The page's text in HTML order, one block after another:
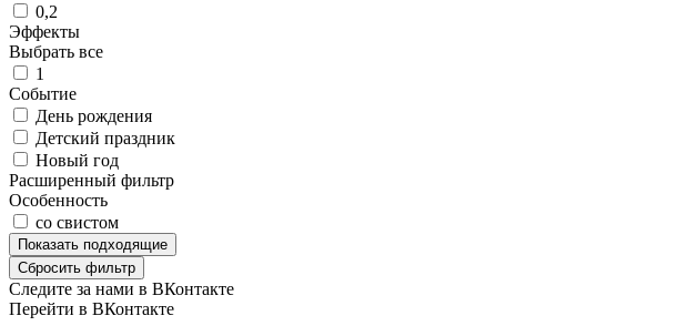
0,2
Эффекты
Выбрать все
1
Событие
День рождения
Детский праздник
Новый год
Расширенный фильтр
Особенность
со свистом
Показать подходящие
Сбросить фильтр
Следите за нами в ВКонтакте
Перейти в ВКонтакте